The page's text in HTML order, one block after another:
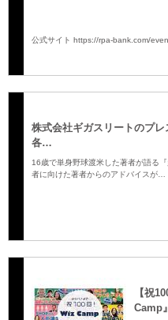
公式サイト https://rpa-bank.com/
株式会社ギガスリートのプ
各…
16歳で単身野球渡米した著者が語る
者に向けた著者からのアドバイスが…
【祝
Camp